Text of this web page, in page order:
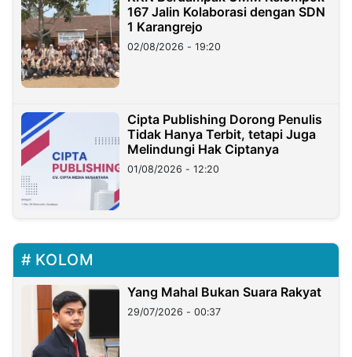
167 Jalin Kolaborasi dengan SDN
1 Karangrejo
02/08/2026 - 19:20
Cipta Publishing Dorong Penulis
Tidak Hanya Terbit, tetapi Juga
Melindungi Hak Ciptanya
01/08/2026 - 12:20
KOLOM
Yang Mahal Bukan Suara Rakyat
29/07/2026 - 00:37